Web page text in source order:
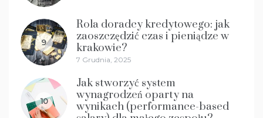
9
Rola doradcy kredytowego: jak
zaoszczędzić czas i pieniądze w
krakowie?
7 Grudnia, 2025
10
Jak stworzyć system
wynagrodzeń oparty na
wynikach (performance-based